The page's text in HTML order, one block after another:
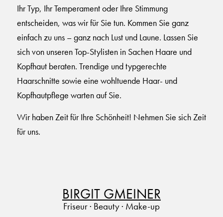
Ihr Typ, Ihr Temperament oder Ihre Stimmung
entscheiden, was wir für Sie tun. Kommen Sie ganz
einfach zu uns – ganz nach Lust und Laune. Lassen Sie
sich von unseren Top-Stylisten in Sachen Haare und
Kopfhaut beraten. Trendige und typgerechte
Haarschnitte sowie eine wohltuende Haar- und
Kopfhautpflege warten auf Sie.
Wir haben Zeit für Ihre Schönheit! Nehmen Sie sich Zeit
für uns.
BIRGIT GMEINER
Friseur · Beauty · Make-up